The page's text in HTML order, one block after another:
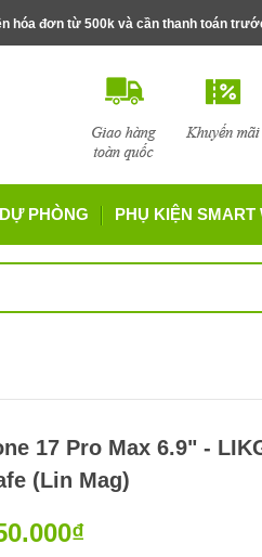
hóa đơn từ 500k và cần thanh toán
PHÒNG PHỤ KIỆN SMART
17 Pro Max 6.9" -
(Lin Mag)